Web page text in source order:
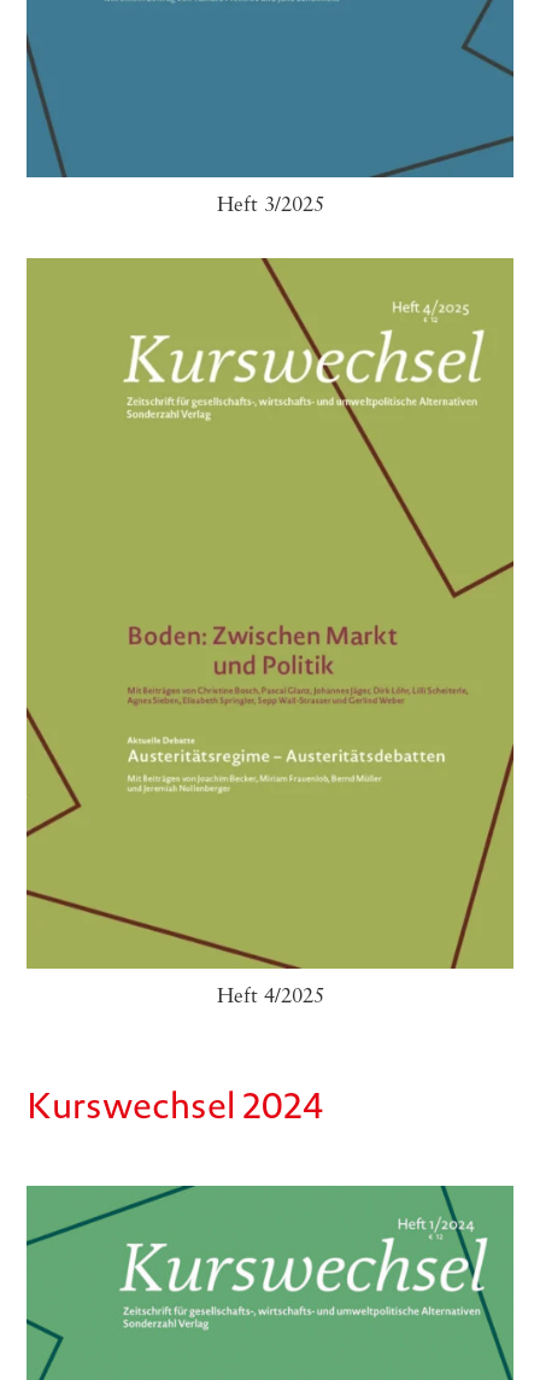
Heft 3/2025
Heft 4/2025
Kurswechsel 2024